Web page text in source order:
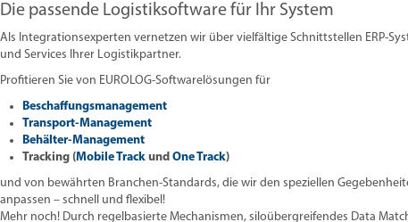
Die passende Logistiksoftware für Ihr System
Als Integrationsexperten vernetzen wir über vielfältige Schnittstellen ERP-
und Services Ihrer Logistikpartner.
Profitieren Sie von EUROLOG-Softwarelösungen für
Beschaffungsmanagement
Transport-Management
Behälter-Management
Tracking (Mobile Track undOne Track)
und von bewährten Branchen-Standards, die wir den speziellen
anpassen – schnell und flexibel!
Mehr noch! Durch regelbasierte Mechanismen, siloübergreifendes Data